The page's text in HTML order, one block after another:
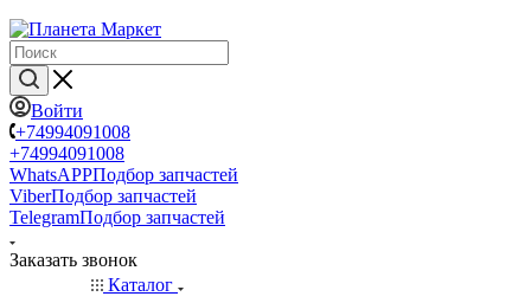
Войти
+74994091008
+74994091008
WhatsAPPПодбор запчастей
ViberПодбор запчастей
TelegramПодбор запчастей
Заказать звонок
Каталог